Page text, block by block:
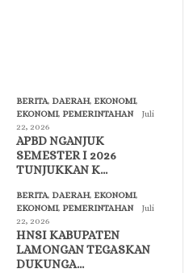
BERITA, DAERAH, EKONOMI,
EKONOMI, PEMERINTAHAN
Juli
22, 2026
APBD NGANJUK
SEMESTER I 2026
TUNJUKKAN K…
BERITA, DAERAH, EKONOMI,
EKONOMI, PEMERINTAHAN
Juli
22, 2026
HNSI KABUPATEN
LAMONGAN TEGASKAN
DUKUNGA…